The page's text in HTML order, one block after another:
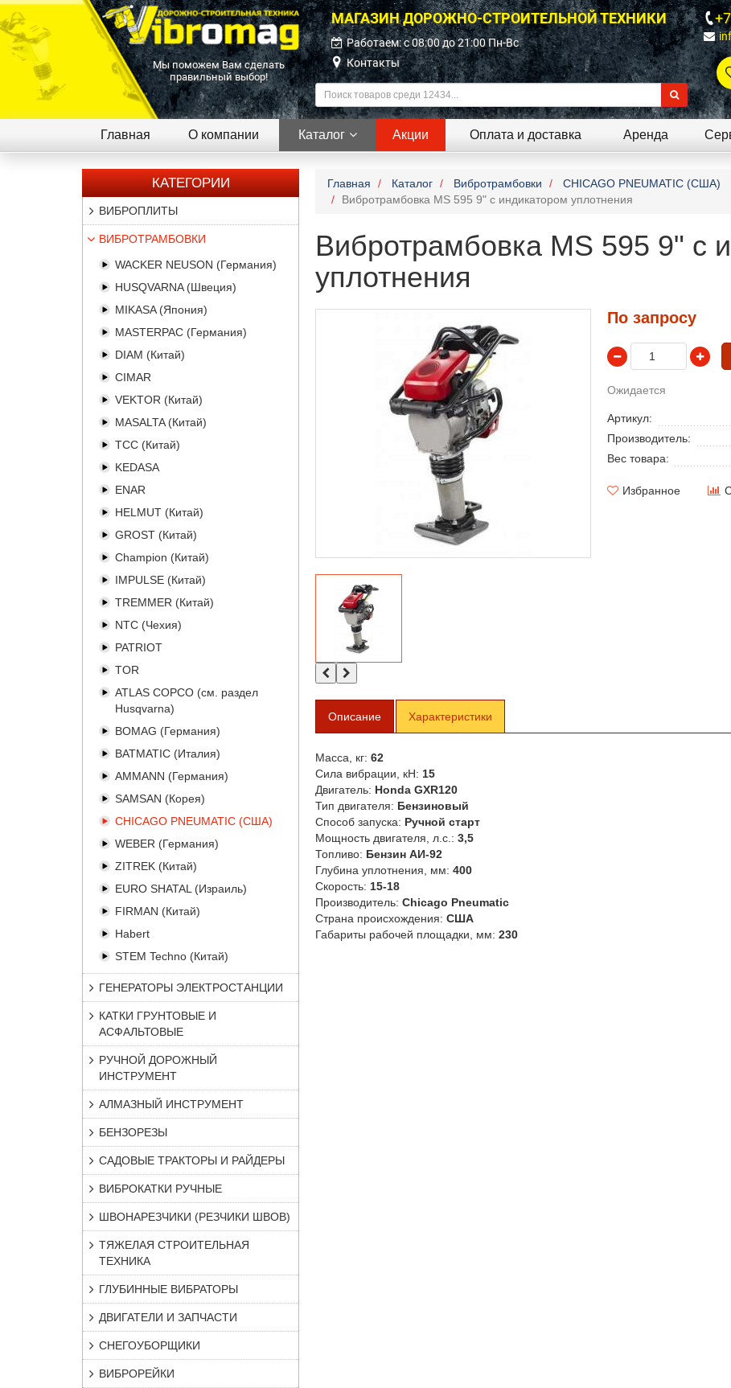
Мы поможем Вам сделать
правильный выбор!
МАГАЗИН ДОРОЖНО-СТРОИТЕЛЬНОЙ ТЕХНИКИ
Работаем: c 08:00 до 21:00 Пн-Вс
Контакты
Главная О компании Каталог Акции Оплата и доставка Аренда
КАТЕГОРИИ
ВИБРОПЛИТЫ
ВИБРОТРАМБОВКИ
WACKER NEUSON (Германия)
HUSQVARNA (Швеция)
MIKASA (Япония)
MASTERPAC (Германия)
DIAM (Китай)
CIMAR
VEKTOR (Китай)
MASALTA (Китай)
TCC (Китай)
KEDASA
ENAR
HELMUT (Китай)
GROST (Китай)
Champion (Китай)
IMPULSE (Китай)
TREMMER (Китай)
NTC (Чехия)
PATRIOT
TOR
ATLAS COPCO (см. раздел
Husqvarna)
BOMAG (Германия)
BATMATIC (Италия)
AMMANN (Германия)
SAMSAN (Корея)
CHICAGO PNEUMATIC (США)
WEBER (Германия)
ZITREK (Китай)
EURO SHATAL (Израиль)
FIRMAN (Китай)
Habert
STEM Techno (Китай)
ГЕНЕРАТОРЫ ЭЛЕКТРОСТАНЦИИ
КАТКИ ГРУНТОВЫЕ И
АСФАЛЬТОВЫЕ
РУЧНОЙ ДОРОЖНЫЙ
ИНСТРУМЕНТ
АЛМАЗНЫЙ ИНСТРУМЕНТ
БЕНЗОРЕЗЫ
САДОВЫЕ ТРАКТОРЫ И РАЙДЕРЫ
ВИБРОКАТКИ РУЧНЫЕ
ШВОНАРЕЗЧИКИ (РЕЗЧИКИ ШВОВ)
ТЯЖЕЛАЯ СТРОИТЕЛЬНАЯ
ТЕХНИКА
ГЛУБИННЫЕ ВИБРАТОРЫ
ДВИГАТЕЛИ И ЗАПЧАСТИ
СНЕГОУБОРЩИКИ
ВИБРОРЕЙКИ
Главная Каталог Вибротрамбовки
CHICAGO PNEUMATIC (США)
Вибротрамбовка MS 595 9" с индикатором уплотнения
Вибротрамбовка MS 595 9" с
уплотнения
По запросу
Ожидается
Артикул:
Производитель:
Вес товара:
Избранное
Описание Характеристики
Масса, кг: 62
Сила вибрации, кН: 15
Двигатель: Honda GXR120
Тип двигателя: Бензиновый
Способ запуска: Ручной старт
Мощность двигателя, л.с.: 3,5
Топливо: Бензин АИ-92
Глубина уплотнения, мм: 400
Скорость: 15-18
Производитель: Chicago Pneumatic
Страна происхождения: США
Габариты рабочей площадки, мм: 230